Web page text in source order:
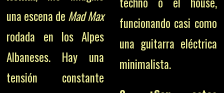
una escena de Mad Max
rodada en los Alpes
Albaneses. Hay una
tensión constante
funcionando casi como
una guitarra eléctrica
minimalista.